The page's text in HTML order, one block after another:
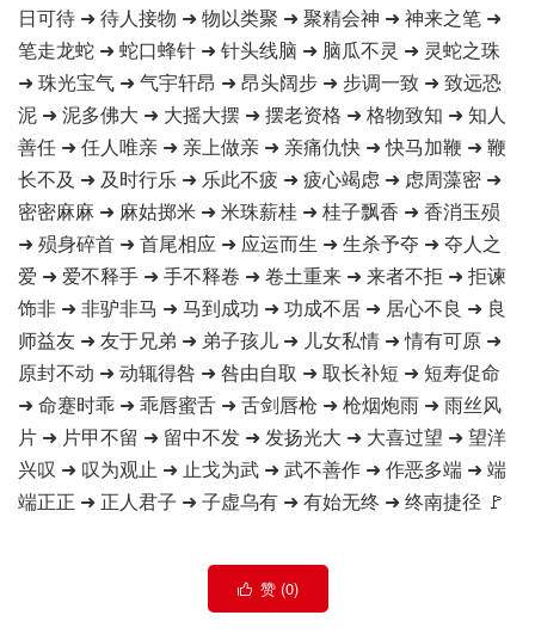
日可待 ➜ 待人接物 ➜ 物以类聚 ➜ 聚精会神 ➜ 神来之笔 ➜
笔走龙蛇 ➜ 蛇口蜂针 ➜ 针头线脑 ➜ 脑瓜不灵 ➜ 灵蛇之珠
➜ 珠光宝气 ➜ 气宇轩昂 ➜ 昂头阔步 ➜ 步调一致 ➜ 致远恐
泥 ➜ 泥多佛大 ➜ 大摇大摆 ➜ 摆老资格 ➜ 格物致知 ➜ 知人
善任 ➜ 任人唯亲 ➜ 亲上做亲 ➜ 亲痛仇快 ➜ 快马加鞭 ➜ 鞭
长不及 ➜ 及时行乐 ➜ 乐此不疲 ➜ 疲心竭虑 ➜ 虑周藻密 ➜
密密麻麻 ➜ 麻姑掷米 ➜ 米珠薪桂 ➜ 桂子飘香 ➜ 香消玉殒
➜ 殒身碎首 ➜ 首尾相应 ➜ 应运而生 ➜ 生杀予夺 ➜ 夺人之
爱 ➜ 爱不释手 ➜ 手不释卷 ➜ 卷土重来 ➜ 来者不拒 ➜ 拒谏
饰非 ➜ 非驴非马 ➜ 马到成功 ➜ 功成不居 ➜ 居心不良 ➜ 良
师益友 ➜ 友于兄弟 ➜ 弟子孩儿 ➜ 儿女私情 ➜ 情有可原 ➜
原封不动 ➜ 动辄得咎 ➜ 咎由自取 ➜ 取长补短 ➜ 短寿促命
➜ 命蹇时乖 ➜ 乖唇蜜舌 ➜ 舌剑唇枪 ➜ 枪烟炮雨 ➜ 雨丝风
片 ➜ 片甲不留 ➜ 留中不发 ➜ 发扬光大 ➜ 大喜过望 ➜ 望洋
兴叹 ➜ 叹为观止 ➜ 止戈为武 ➜ 武不善作 ➜ 作恶多端 ➜ 端
端正正 ➜ 正人君子 ➜ 子虚乌有 ➜ 有始无终 ➜ 终南捷径 🚩
 赞 (0)